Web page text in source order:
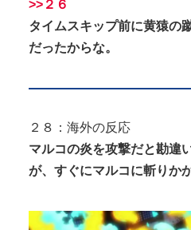
>>２６
タイムスキップ前に黄猿の
だったからな。
２８：海外の反応
マルコの炎を攻撃だと勘違
が、すぐにマルコに斬りか